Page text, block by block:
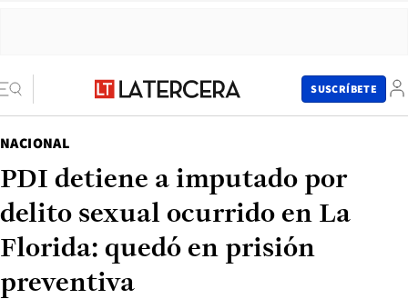
SUSCRÍBETE
NACIONAL
PDI detiene a imputado por
delito sexual ocurrido en La
Florida: quedó en prisión
preventiva